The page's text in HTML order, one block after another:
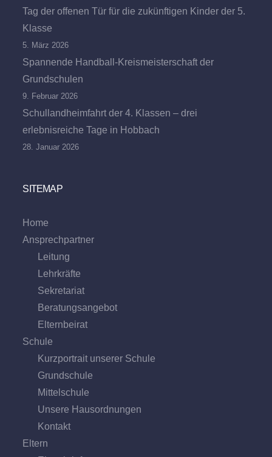
Tag der offenen Tür für die zukünftigen Kinder der 5.
Klasse
5. März 2026
Spannende Handball-Kreismeisterschaft der
Grundschulen
9. Februar 2026
Schullandheimfahrt der 4. Klassen – drei
erlebnisreiche Tage in Hobbach
28. Januar 2026
SITEMAP
Home
Ansprechpartner
Leitung
Lehrkräfte
Sekretariat
Beratungs­angebot
Eltern­beirat
Schule
Kurzportrait unserer Schule
Grund­schule
Mittel­schule
Unsere Hausordnungen
Kontakt
Eltern